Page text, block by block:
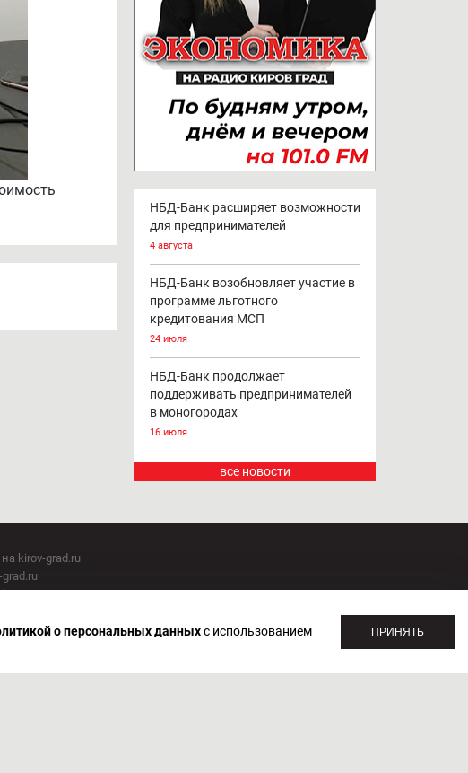
НБД-Банк расширяет возможности
для предпринимателей
4 августа
НБД-Банк возобновляет участие в
программе льготного
кредитования МСП
24 июля
НБД-Банк продолжает
поддерживать предпринимателей
в моногородах
16 июля
все новости
kirov-grad.ru
коммуникаций 20.07.2018. Регистрационный номер ЭЛ №
о персональных данныхс использованием
ПРИНЯТЬ